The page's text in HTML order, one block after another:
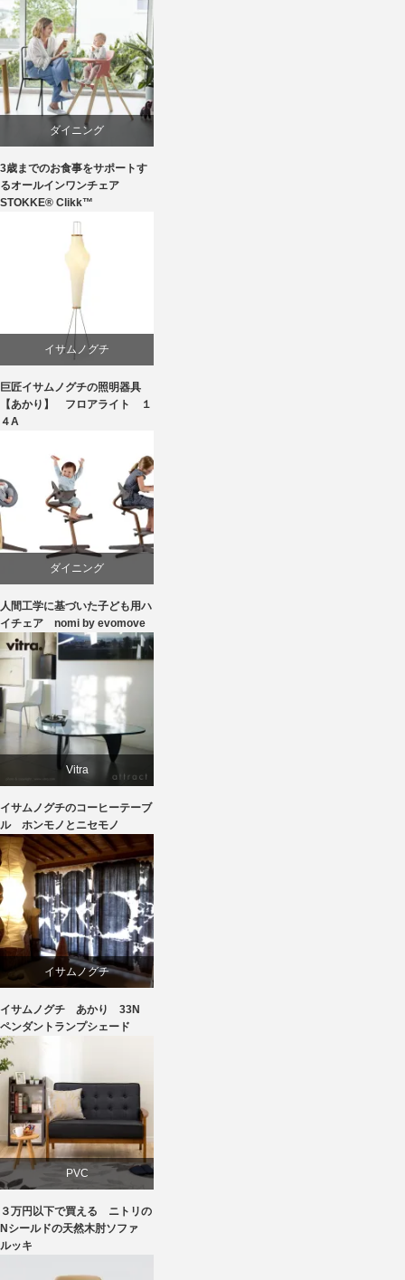
ダイニング
椅子
3歳までのお食事をサポートす
るオールインワンチェア
STOKKE® Clikk™
イサムノグチ
国産
巨匠イサムノグチの照明器具
【あかり】 フロアライト １
４A
ダイニング
ピーター・オブスヴィック
椅子
人間工学に基づいた子ども用ハ
イチェア nomi by evomove
Vitra
イサムノグチ
テーブル
イサムノグチのコーヒーテーブ
ル ホンモノとニセモノ
イサムノグチ
照明器具
イサムノグチ あかり 33N
ペンダントランプシェード
PVC
ソファ
ニトリ
３万円以下で買える ニトリの
Nシールドの天然木肘ソファ
ルッキ